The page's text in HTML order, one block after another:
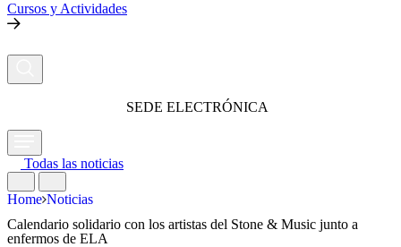
Cursos y Actividades
SEDE ELECTRÓNICA
Todas las noticias
Home Noticias
Calendario solidario con los artistas del Stone & Music junto a
enfermos de ELA